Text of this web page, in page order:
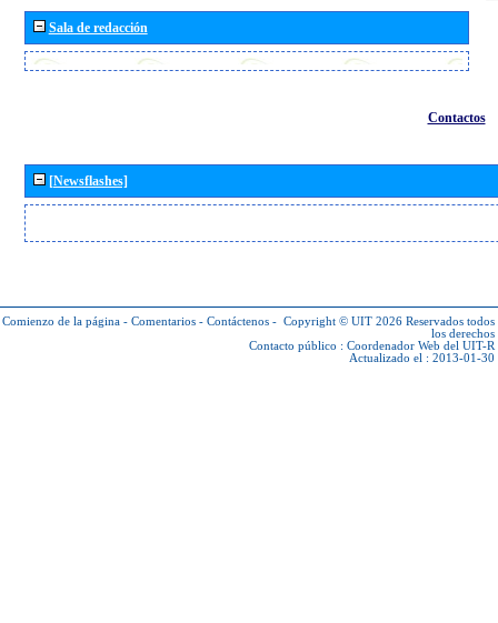
Sala de redacción
Contactos
[Newsflashes]
Comienzo de la página - Comentarios - Contáctenos - Copyright © UIT 2026 Reservados todos
los derechos
Contacto público : Coordenador Web del UIT-R
Actualizado el : 2013-01-30